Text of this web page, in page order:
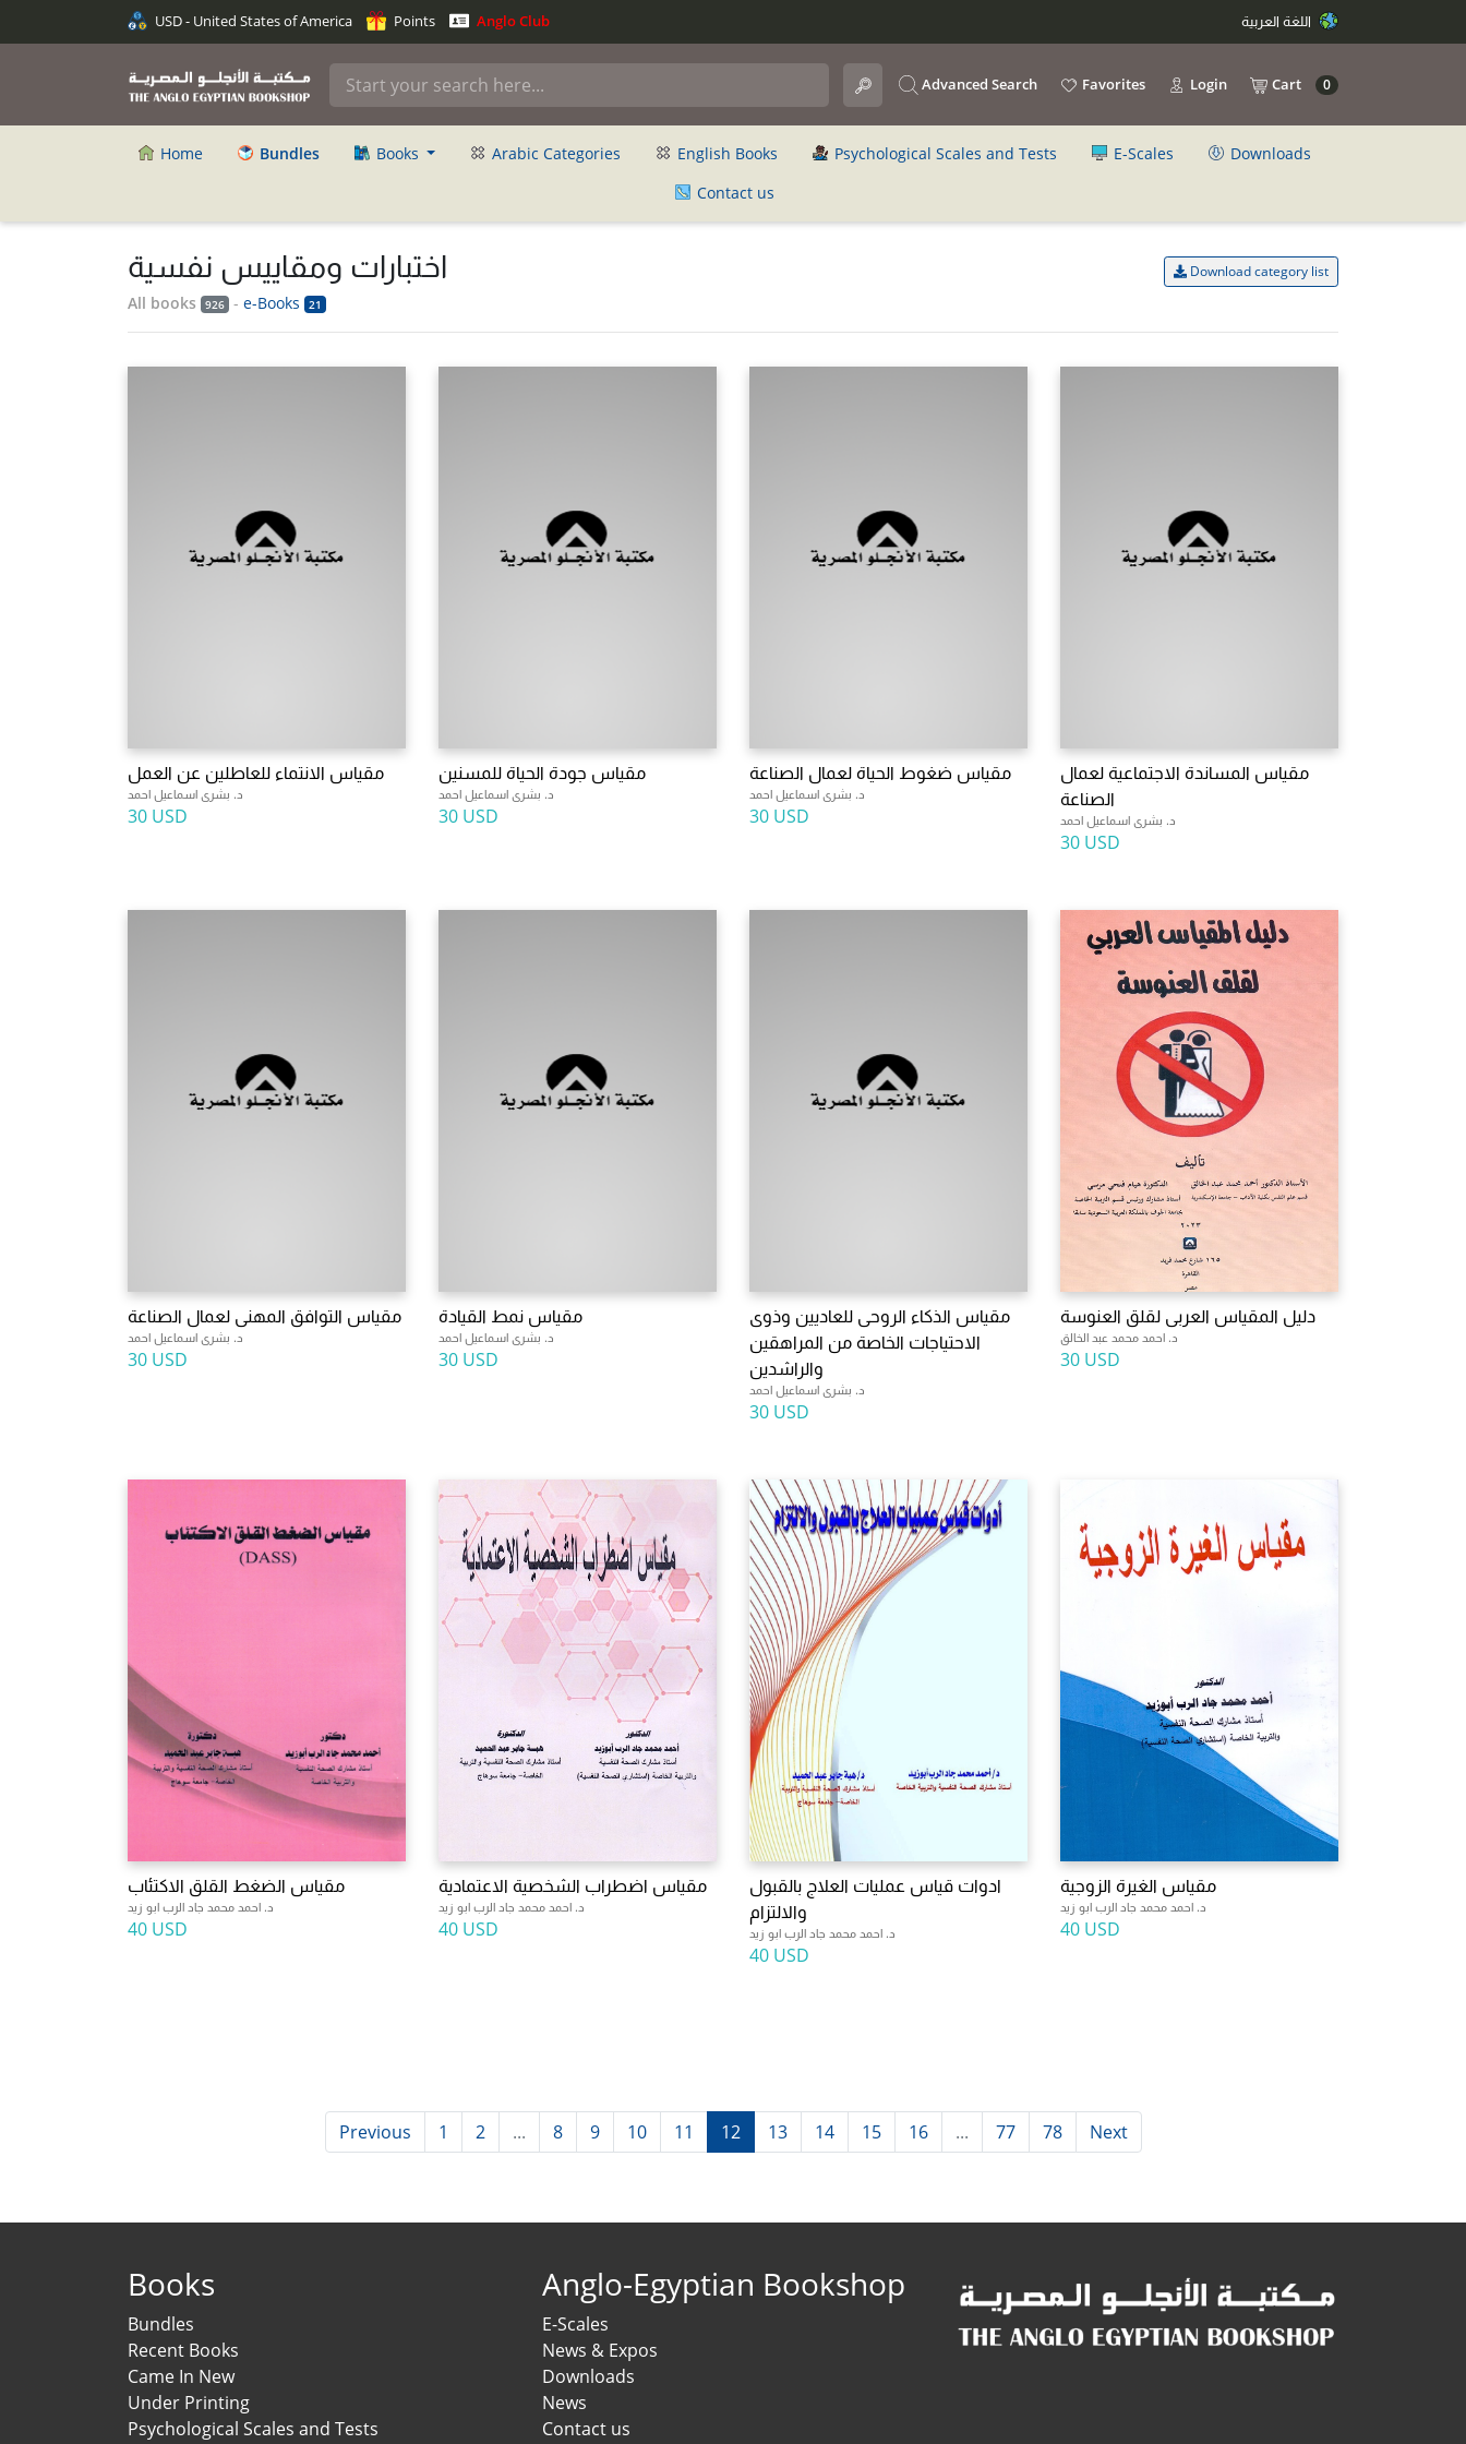
USD - United States of America Points Anglo Club
Advanced Search Favorites Login Cart 0
Home Bundles Books Arabic Categories English Books Psychological Scales and Tests E-Scales
Downloads
Contact us
اختبارات ومقاييس نفسية
All books 926 -e-Books 21
Download category list
مقياس الانتماء للعاطلين عن العمل
د. بشرى اسماعيل احمد
30 USD
مقياس جودة الحياة للمسنين
د. بشرى اسماعيل احمد
30 USD
مقياس ضغوط الحياة لعمال الصناعة
د. بشرى اسماعيل احمد
30 USD
مقياس المساندة الاجتماعية لعمال
الصناعة
د. بشرى اسماعيل احمد
30 USD
مقياس التوافق المهنى لعمال الصناعة
د. بشرى اسماعيل احمد
30 USD
مقياس نمط القيادة
د. بشرى اسماعيل احمد
30 USD
مقياس الذكاء الروحى للعاديين وذوى
الاحتياجات الخاصة من المراهقين
والراشدين
د. بشرى اسماعيل احمد
30 USD
دليل المقياس العربى لقلق العنوسة
د. احمد محمد عبد الخالق
30 USD
مقياس الضغط القلق الاكتئاب
د. احمد محمد جاد الرب ابو زيد
40 USD
مقياس اضطراب الشخصية الاعتمادية
د. احمد محمد جاد الرب ابو زيد
40 USD
ادوات قياس عمليات العلاج بالقبول
والالتزام
د. احمد محمد جاد الرب ابو زيد
40 USD
مقياس الغيرة الزوجية
د. احمد محمد جاد الرب ابو زيد
40 USD
Previous 1 2 ... 8 9 10 11 12 13 14 15 16 ... 77 78 Next
Books
Bundles
Recent Books
Came In New
Under Printing
Psychological Scales and Tests
Anglo-Egyptian Bookshop
E-Scales
News & Expos
Downloads
News
Contact us